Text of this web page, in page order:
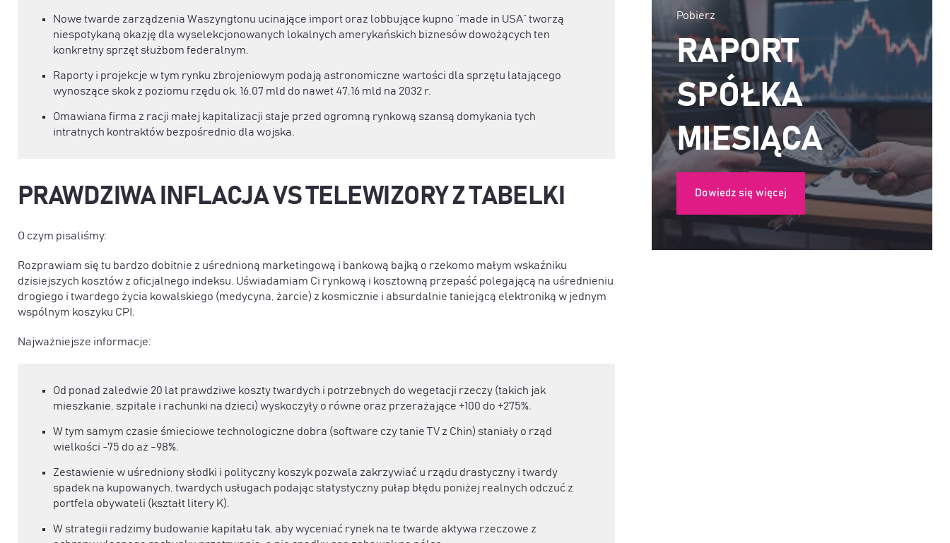
Nowe twarde zarządzenia Waszyngtonu ucinające import oraz lobbujące kupno “made in USA” tworzą
niespotykaną okazję dla wyselekcjonowanych lokalnych amerykańskich biznesów dowożących ten
konkretny sprzęt służbom federalnym.
Raporty i projekcje w tym rynku zbrojeniowym podają astronomiczne wartości dla sprzętu latającego
wynoszące skok z poziomu rzędu ok. 16,07 mld do nawet 47,16 mld na 2032 r.
Omawiana firma z racji małej kapitalizacji staje przed ogromną rynkową szansą domykania tych
intratnych kontraktów bezpośrednio dla wojska.
PRAWDZIWA INFLACJA VS TELEWIZORY Z TABELKI
O czym pisaliśmy:
Rozprawiam się tu bardzo dobitnie z uśrednioną marketingową i bankową bajką o rzekomo małym wskaźniku
dzisiejszych kosztów z oficjalnego indeksu. Uświadamiam Ci rynkową i kosztowną przepaść polegającą na uśrednieniu
drogiego i twardego życia kowalskiego (medycyna, żarcie) z kosmicznie i absurdalnie taniejącą elektroniką w jednym
wspólnym koszyku CPI.
Najważniejsze informacje:
Od ponad zaledwie 20 lat prawdziwe koszty twardych i potrzebnych do wegetacji rzeczy (takich jak
mieszkanie, szpitale i rachunki na dzieci) wyskoczyły o równe oraz przerażające +100 do +275%.
W tym samym czasie śmieciowe technologiczne dobra (software czy tanie TV z Chin) staniały o rząd
wielkości -75 do aż -98%.
Zestawienie w uśredniony słodki i polityczny koszyk pozwala zakrzywiać u rządu drastyczny i twardy
spadek na kupowanych, twardych usługach podając statystyczny pułap błędu poniżej realnych odczuć z
portfela obywateli (kształt litery K).
W strategii radzimy budowanie kapitału tak, aby wyceniać rynek na te twarde aktywa rzeczowe z
Pobierz
RAPORT
SPÓŁKA
MIESIĄCA
Dowiedz się więcej